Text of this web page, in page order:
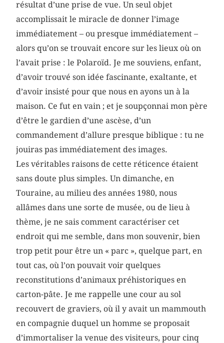
résultat d’une prise de vue. Un seul objet
accomplissait le miracle de donner l’image
immédiatement – ou presque immédiatement –
alors qu’on se trouvait encore sur les lieux où on
l’avait prise : le Polaroïd. Je me souviens, enfant,
d’avoir trouvé son idée fascinante, exaltante, et
d’avoir insisté pour que nous en ayons un à la
maison. Ce fut en vain ; et je soupçonnai mon père
d’être le gardien d’une ascèse, d’un
commandement d’allure presque biblique : tu ne
jouiras pas immédiatement des images.
Les véritables raisons de cette réticence étaient
sans doute plus simples. Un dimanche, en
Touraine, au milieu des années 1980, nous
allâmes dans une sorte de musée, ou de lieu à
thème, je ne sais comment caractériser cet
endroit qui me semble, dans mon souvenir, bien
trop petit pour être un « parc », quelque part, en
tout cas, où l’on pouvait voir quelques
reconstitutions d’animaux préhistoriques en
carton-pâte. Je me rappelle une cour au sol
recouvert de graviers, où il y avait un mammouth
en compagnie duquel un homme se proposait
d’immortaliser la venue des visiteurs, pour cinq